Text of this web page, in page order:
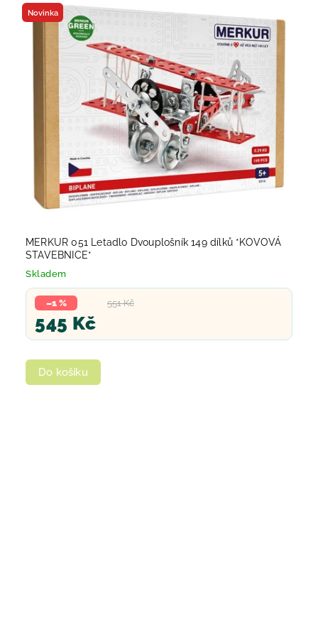
Novinka
MERKUR 051 Letadlo Dvouplošník 149 dílků *KOVOVÁ
STAVEBNICE*
Skladem
551 Kč
–1 %
545 Kč
Do košíku